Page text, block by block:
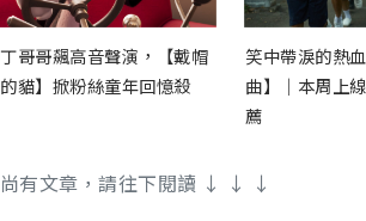
哥哥飆高音聲演，【戴帽
貓】掀粉絲童年回憶殺
笑中帶淚的熱
曲】｜本周上
薦
有文章，請往下閱讀 ↓ ↓ ↓